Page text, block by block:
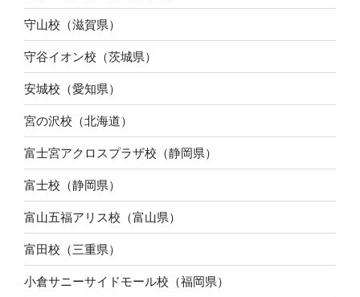
守山校（滋賀県）
守谷イオン校（茨城県）
安城校（愛知県）
宮の沢校（北海道）
富士宮アクロスプラザ校（静岡県）
富士校（静岡県）
富山五福アリス校（富山県）
富田校（三重県）
小倉サニーサイドモール校（福岡県）